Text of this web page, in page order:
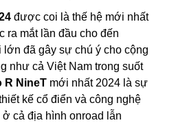
được coi là thế hệ mới nhất
ra mắt lần đầu cho đến
đã gây sự chú ý cho cộng
như cả Việt Nam trong suốt
R NineT mới nhất 2024 là sự
kế cổ điển và công nghệ
cả địa hình onroad lẫn